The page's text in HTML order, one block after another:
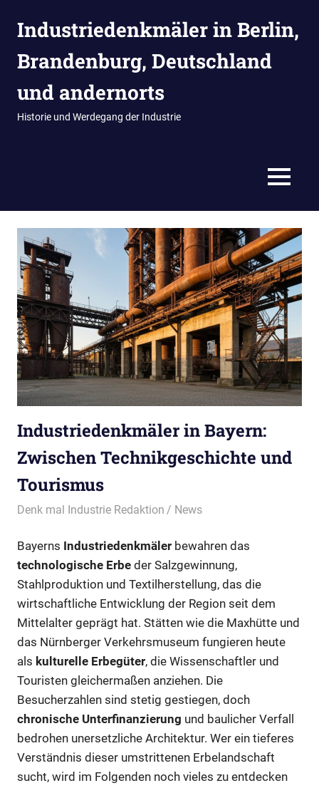
InhaltIndustriedenkmäler in Berlin,
Brandenburg, Deutschland
und andernorts
Historie und Werdegang der Industrie
MENÜ
Industriedenkmäler in Bayern:
Zwischen Technikgeschichte und
Tourismus
26/02/2026
Denk mal Industrie Redaktion News
Bayerns Industriedenkmäler bewahren das
technologische Erbe der Salzgewinnung,
Stahlproduktion und Textilherstellung, das die
wirtschaftliche Entwicklung der Region seit dem
Mittelalter geprägt hat. Stätten wie die Maxhütte und
das Nürnberger Verkehrsmuseum fungieren heute
als kulturelle Erbegüter, die Wissenschaftler und
Touristen gleichermaßen anziehen. Die
Besucherzahlen sind stetig gestiegen, doch
chronische Unterfinanzierung und baulicher Verfall
bedrohen unersetzliche Architektur. Wer ein tieferes
Verständnis dieser umstrittenen Erbelandschaft
sucht, wird im Folgenden noch vieles zu entdecken